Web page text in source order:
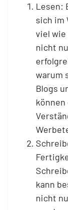
Lesen:
sich im
viel wie
nicht
warum
Blogs
kann
nicht